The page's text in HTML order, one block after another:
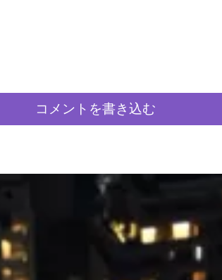
コメントを書き込む